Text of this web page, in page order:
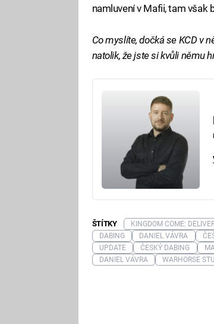
namluvení v Mafii, tam však
Co myslíte, dočká se KCD v
natolik, že jste si kvůli němu
ŠTÍTKY KINGDOM COME:
DABING
DANIEL VÁVRA
UPDATE
ČESKÝ DABING
DANIEL VÁVRA
WARHORSE